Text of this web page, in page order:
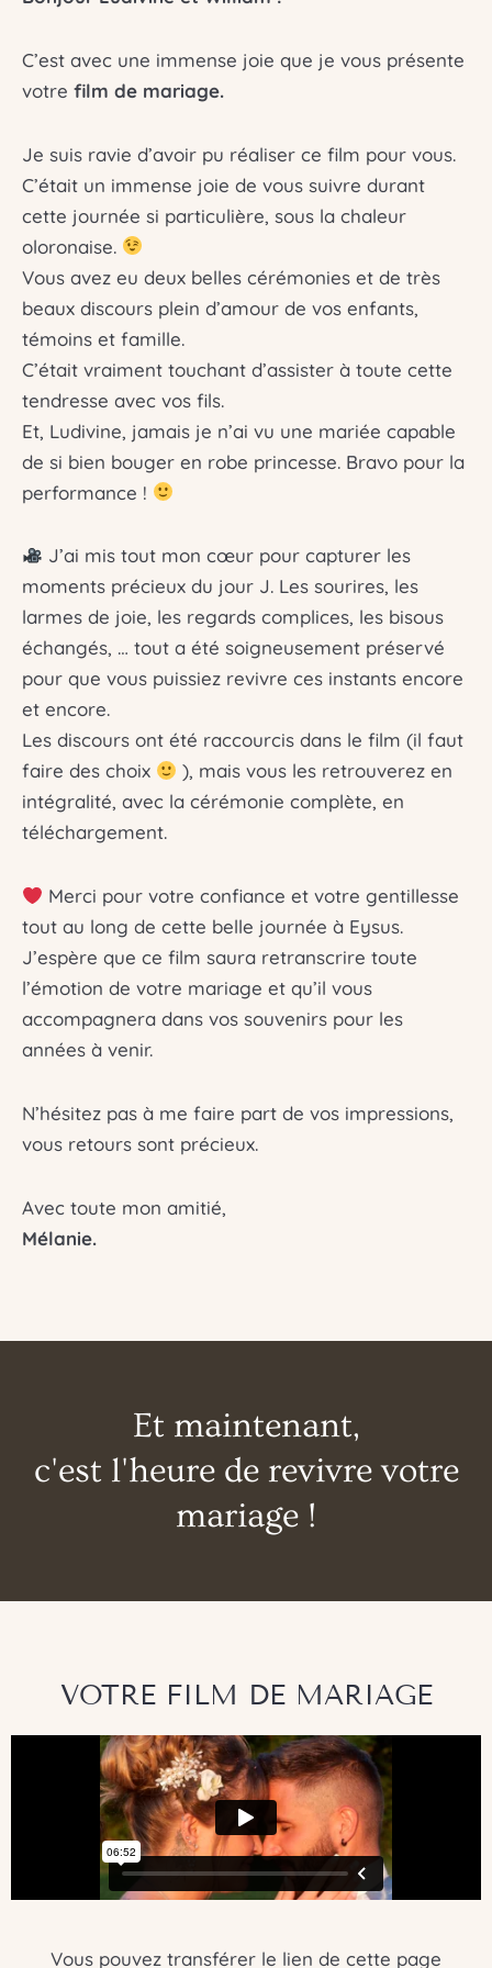
C’est avec une immense joie que je vous présente
votre film de mariage.
Je suis ravie d’avoir pu réaliser ce film pour vous.
C’était un immense joie de vous suivre durant
cette journée si particulière, sous la chaleur
oloronaise.
Vous avez eu deux belles cérémonies et de très
beaux discours plein d’amour de vos enfants,
témoins et famille.
C’était vraiment touchant d’assister à toute cette
tendresse avec vos fils.
Et, Ludivine, jamais je n’ai vu une mariée capable
de si bien bouger en robe princesse. Bravo pour la
performance !
J’ai mis tout mon cœur pour capturer les
moments précieux du jour J. Les sourires, les
larmes de joie, les regards complices, les bisous
échangés, … tout a été soigneusement préservé
pour que vous puissiez revivre ces instants encore
et encore.
Les discours ont été raccourcis dans le film (il faut
faire des choix
), mais vous les retrouverez en
intégralité, avec la cérémonie complète, en
téléchargement.
Merci pour votre confiance et votre gentillesse
tout au long de cette belle journée à Eysus.
J’espère que ce film saura retranscrire toute
l’émotion de votre mariage et qu’il vous
accompagnera dans vos souvenirs pour les
années à venir.
N’hésitez pas à me faire part de vos impressions,
vous retours sont précieux.
Avec toute mon amitié,
Mélanie.
Et maintenant,
c'est l'heure de revivre votre
mariage !
VOTRE FILM DE MARIAGE
Vous pouvez transférer le lien de cette page